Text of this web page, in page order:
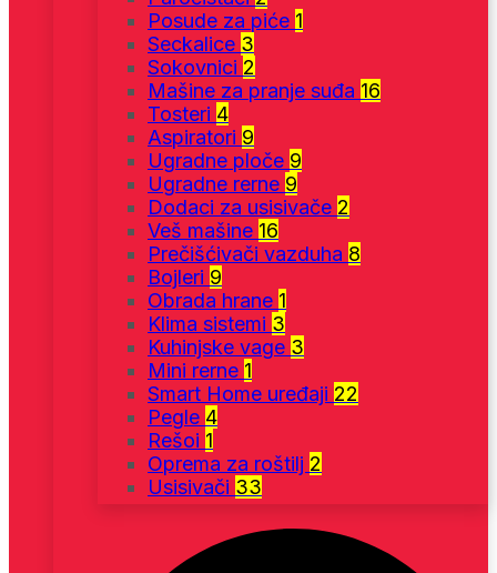
Posude za piće 1
Seckalice 3
Sokovnici 2
Mašine za pranje suđa 16
Tosteri 4
Aspiratori 9
Ugradne ploče 9
Ugradne rerne 9
Dodaci za usisivače 2
Veš mašine 16
Prečišćivači vazduha 8
Bojleri 9
Obrada hrane 1
Klima sistemi 3
Kuhinjske vage 3
Mini rerne 1
Smart Home uređaji 22
Pegle 4
Rešoi 1
Oprema za roštilj 2
Usisivači 33